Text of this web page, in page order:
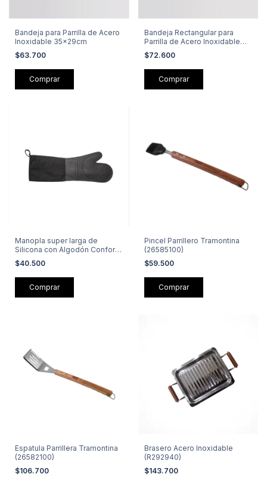
Bandeja para Parrilla de Acero
Inoxidable 35x29cm
$63.700
Bandeja Rectangular para
Parrilla de Acero Inoxidable
43x25cm
$72.600
Manopla super larga de
Silicona con Algodón Confort
(22350)
$40.500
Pincel Parrillero Tramontina
(26585100)
$59.500
Espatula Parrillera Tramontina
(26582100)
$106.700
Brasero Acero Inoxidable
(R292940)
$143.700